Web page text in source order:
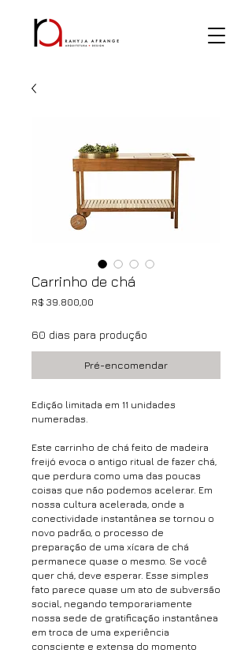
Carrinho de chá
R$ 39.800,00
60 dias para produção
Pré-encomendar
Edição limitada em 11 unidades
numeradas.
Este carrinho de chá feito de madeira
freijó evoca o antigo ritual de fazer chá,
que perdura como uma das poucas
coisas que não podemos acelerar. Em
nossa cultura acelerada, onde a
conectividade instantânea se tornou o
novo padrão, o processo de
preparação de uma xícara de chá
permanece quase o mesmo. Se você
quer chá, deve esperar. Esse simples
fato parece quase um ato de subversão
social, negando temporariamente
nossa sede de gratificação instantânea
em troca de uma experiência
consciente e extensa do momento